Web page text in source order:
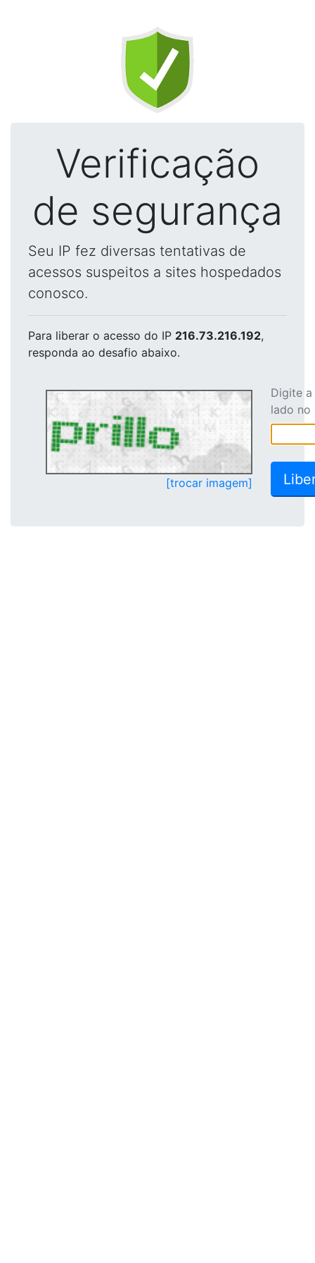
Verificação
de segurança
Seu IP fez diversas tentativas de
acessos suspeitos a sites hospedados
conosco.
Para liberar o acesso do IP 216.73.216.192,
responda ao desafio abaixo.
[trocar imagem]
Digite
lado no